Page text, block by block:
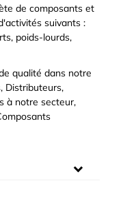
de composants et
suivants :
poids-lourds,
qualité dans notre
Distributeurs,
à notre secteur,